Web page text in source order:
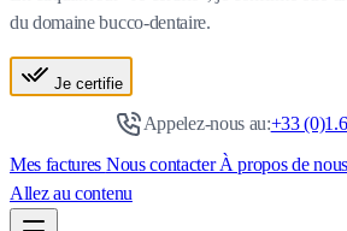
du domaine bucco-dentaire.
Je certifie
Appelez-nous au:+33
Mes factures Nous contacterÀ propos de nous
Allez au contenu